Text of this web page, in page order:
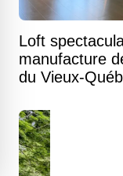
Loft
manufacture
du Vieux-